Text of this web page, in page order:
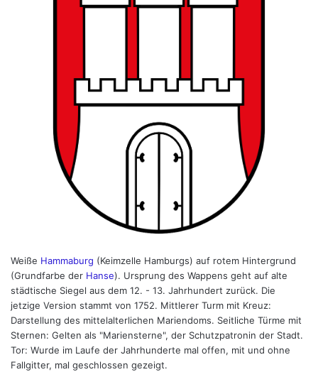
Weiße Hammaburg (Keimzelle Hamburgs) auf rotem Hintergrund
(Grundfarbe der Hanse). Ursprung des Wappens geht auf alte
städtische Siegel aus dem 12. - 13. Jahrhundert zurück. Die
jetzige Version stammt von 1752. Mittlerer Turm mit Kreuz:
Darstellung des mittelalterlichen Mariendoms. Seitliche Türme mit
Sternen: Gelten als "Mariensterne", der Schutzpatronin der Stadt.
Tor: Wurde im Laufe der Jahrhunderte mal offen, mit und ohne
Fallgitter, mal geschlossen gezeigt.